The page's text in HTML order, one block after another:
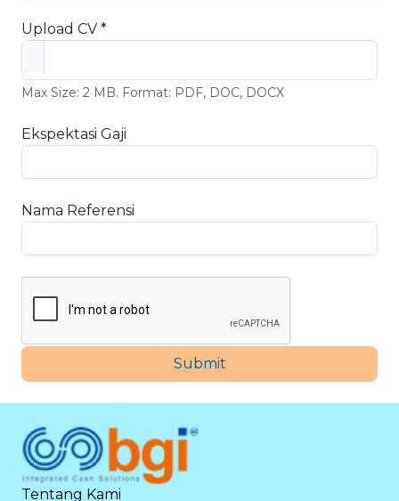
Upload CV *
Max Size: 2 MB. Format: PDF, DOC, DOCX
Ekspektasi Gaji
Nama Referensi
Submit
Tentang Kami